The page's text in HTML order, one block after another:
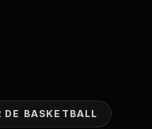
DE BASKETBALL